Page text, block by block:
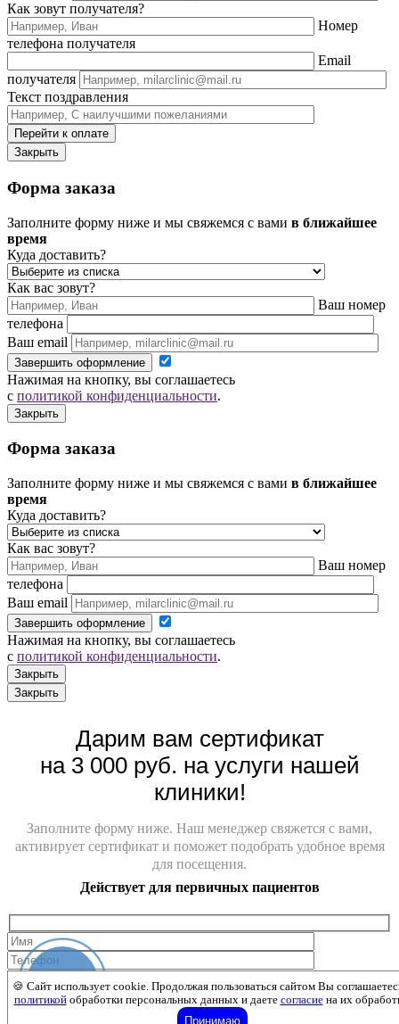
🍪 Сайт использует cookie. Продолжая пользоваться сайтом Вы
политикойобработки персональных данных и даете согласиена их
Принимаю
Как зовут получателя?
Номер
телефона получателя
Email
получателя
Текст поздравления
Перейти к оплате
Закрыть
Форма заказа
Заполните форму ниже и мы свяжемся с вами в ближайшее
время
Куда доставить?
Как вас зовут?
Ваш номер
телефона
Ваш email
Завершить оформление
Нажимая на кнопку, вы соглашаетесь
с политикой конфиденциальности.
Закрыть
Форма заказа
Заполните форму ниже и мы свяжемся с вами в ближайшее
время
Куда доставить?
Как вас зовут?
Ваш номер
телефона
Ваш email
Завершить оформление
Нажимая на кнопку, вы соглашаетесь
с политикой конфиденциальности.
Закрыть
Закрыть
Дарим вам сертификат
на 3 000 руб. на услуги нашей
клиники!
Заполните форму ниже. Наш менеджер свяжется с вами,
активирует сертификат и поможет подобрать удобное время
для посещения.
Действует для первичных пациентов
Забрать сертификат на 3 000 руб.
Выражаюсогласиена обработку своих персональных данных,
Политикой в отношении персональных
запись